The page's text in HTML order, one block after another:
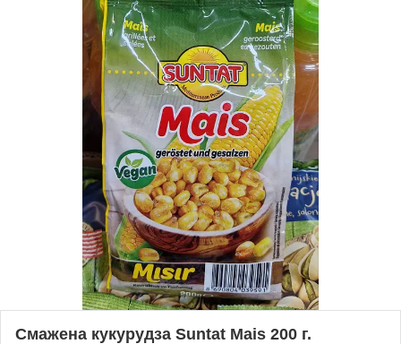
Смажена кукурудза Suntat Mais 200 г.